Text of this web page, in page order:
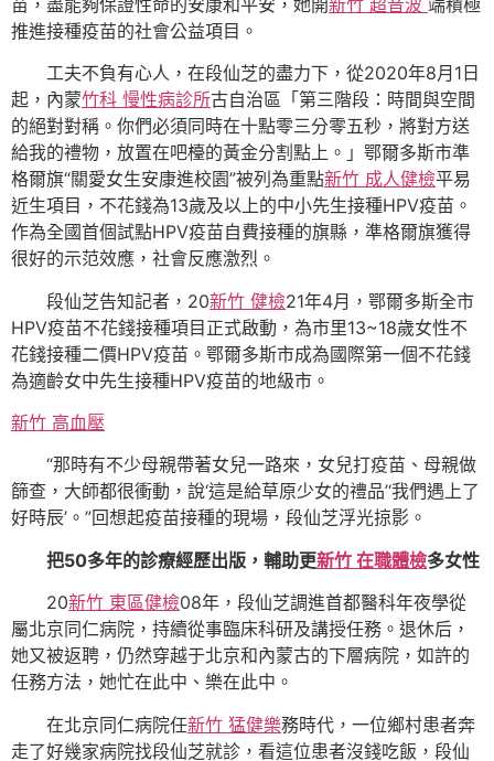
推進接種疫苗的社會公益項目。
工夫不負有心人，在段仙芝的盡力下，從2020年8月1日
起，內蒙竹科 慢性病診所古自治區「第三階段：時間與空間
的絕對對稱。你們必須同時在十點零三分零五秒，將對方送
給我的禮物，放置在吧檯的黃金分割點上。」鄂爾多斯市準
格爾旗“關愛女生安康進校園”被列為重點新竹 成人健檢平易
近生項目，不花錢為13歲及以上的中小先生接種HPV疫苗。
作為全國首個試點HPV疫苗自費接種的旗縣，準格爾旗獲得
很好的示范效應，社會反應激烈。
段仙芝告知記者，20新竹 健檢21年4月，鄂爾多斯全市
HPV疫苗不花錢接種項目正式啟動，為市里13~18歲女性不
花錢接種二價HPV疫苗。鄂爾多斯市成為國際第一個不花錢
為適齡女中先生接種HPV疫苗的地級市。
新竹 高血壓
“那時有不少母親帶著女兒一路來，女兒打疫苗、母親做
篩查，大師都很衝動，說‘這是給草原少女的禮品’‘我們遇上了
好時辰’。”回想起疫苗接種的現場，段仙芝浮光掠影。
把50多年的診療經歷出版，輔助更新竹 在職體檢多女性
20新竹 東區健檢08年，段仙芝調進首都醫科年夜學從
屬北京同仁病院，持續從事臨床科研及講授任務。退休后，
她又被返聘，仍然穿越于北京和內蒙古的下層病院，如許的
任務方法，她忙在此中、樂在此中。
在北京同仁病院任新竹 猛健樂務時代，一位鄉村患者奔
走了好幾家病院找段仙芝就診，看這位患者沒錢吃飯，段仙